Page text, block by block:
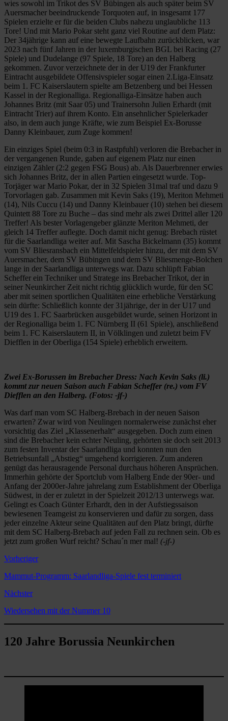
wies sowohl im Trikot des SV Bübingen als auch später beim SV
Auersmacher beeindruckende Torquoten auf, in insgesamt 177
Spielen erzielte er für die beiden Clubs nahezu unglaubliche 113
Tore! Und mit Mario Pokar steht ganz viel Routine auf dem Platz:
Der 34jährige kann auf eine bewegte Laufbahn zurückblicken, war
2023 nach fünf Jahren in der luxemburgischen BGL bei Racing (27
Spiele) und Dudelange (97 Spiele, 18 Tore) an den Halberg
gekommen. Zuvor verzeichnete der in der U19 der Frankfurter
Eintracht ausgebildete Offensivspieler sogar einen 2.Liga-Einsatz
beim 1. FC Kaiserslautern spielte am Betzenberg und bei Hessen
Kassel in der Regionalliga. Regionalliga-Einsätze haben auch
Johannes Britz (mit Saar 05) und Trainersohn Julien Erhardt (mit
Eintracht Trier) auf ihrem Konto. Ein ansehnlicher Spielerkader
also, in dem auch junge Kräfte, wie zum Beispiel Ex-Borusse
Danny Kleinbauer, zum Zuge kommen!
Ein einziges Spiel (beim 0:3 in Rastpfuhl) verloren die Brebacher in
der vergangenen Runde, gaben auf eigenem Platz nur einen
einzigen Zähler (2:2 gegen FSG Bous) ab. Als Dauerbrenner erwies
sich Johannes Britz, der in allen Partien eingesetzt wurde. Top-
Torjäger war Mario Pokar, der in 32 Spielen 31mal traf und dazu 9
Torvorlagen gab. Zusammen mit Kevin Saks (19), Meriton Mehmeti
(14), Nils Cuccu (14) und Danny Kleinbauer (10) stehen bei diesem
Quintett 88 Tore zu Buche – das sind mehr als zwei Drittel aller 120
Treffer! Als bester Vorlagengeber glänzte Meriton Mehmeti, der
gleich 14 Treffer auflegte. Doch damit nicht genug: Brebach rüstet
für die Saarlandliga weiter auf. Mit Sascha Bickelmann (35) kommt
vom SV Bliesransbach ein Mittelfeldspieler hinzu, der mit dem SV
Auersmacher, dem SV Bübingen und dem SV Bliesmenge-Bolchen
lange in der Saarlandliga unterwegs war. Dazu schlüpft Fabian
Scheffer ein Techniker und Stratege ins Brebacher Trikot, der in
seiner Neunkircher Zeit nicht richtig glücklich wurde, für den SC
aber mit seinen sportlichen Qualitäten eine erhebliche Verstärkung
sein dürfte: Schließlich konnte der 31jährige, der in der U17 und
U19 des 1. FC Saarbrücken ausgebildet wurde, seinen Horizont in
der Regionalliga beim 1. FC Nürnberg II (61 Spiele), anschließend
beim 1. FC Kaiserslautern II, in Völklingen und zuletzt beim FV
Diefflen in der Oberliga (154 Spiele) erheblich erweitern.
Zwei Ex-Borussen im Brebacher Dress: Nach Kevin Saks (li.)
kommt zur neuen Saison auch Fabian Scheffer (re.) vom FV
Diefflen an den Halberg. (Fotos: -jf-)
Was darf man vom SC Halberg-Brebach in der neuen Saison
erwarten? Zwar wird von Neulingen normalerweise zunächst eher
vorsichtig das Ziel „Klassenerhalt“ ausgegeben. Doch zum einen
sind die Brebacher kein echter Neuling, gehörten sie doch seit 2013
zum festen Inventar der Saarlandliga und konnten nun den
Betriebsunfall „Abstieg“ umgehend korrigieren. Zum anderen
genügt das herausragende Personal durchaus höheren Ansprüchen.
Immerhin gehörte der Sportclub vom Halberg Ende der 90er- und
Anfang der 2000er-Jahre jahrelang zum Establishment der Oberliga
Südwest, in der er zuletzt in der Spielzeit 2012/13 unterwegs war.
Gelingt es Coach Günter Erhardt, den in der Aufstiegssaison
bewiesenen Teamgeist zu konservieren und dafür zu sorgen, dass
jeder einzelne Akteur seine Qualitäten auf den Platz bringt, dürfte
mit dem SC Halberg-Brebach auf jeden Fall zu rechnen sein. Ob es
jetzt zum großen Wurf reicht? Schau´n mer mal! (-jf-)
Vorheriger
Mammut-Programm: Saarlandliga-Spiele fest terminiert
Nächster
Wiedersehen mit der Nummer 10
120 Jahre Borussia Neunkirchen